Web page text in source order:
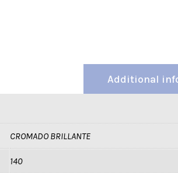
Additional
CROMADO BRILLANTE
140